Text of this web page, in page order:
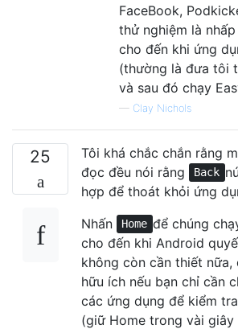
FaceBook,
thử nghiệm là
cho đến khi ứng
(thường là đưa tôi
và sau đó chạy
— Clay Nichols
25
Tôi khá chắc chắn rằng
đọc đều nói rằng
Back
hợp để thoát khỏi ứng
Nhấn
Home để chúng
cho đến khi Android
không còn cần thiết
hữu ích nếu bạn chỉ cần
các ứng dụng để kiểm
(giữ Home trong vài giây